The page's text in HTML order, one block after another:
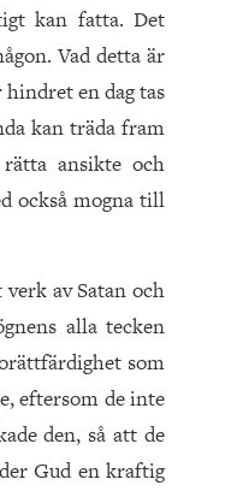
kan fatta. Det
Vad detta är
en dag tas
kan träda fram
ansikte och
också mogna till
av Satan och
alla tecken
som
eftersom de inte
den, så att de
Gud en kraftig